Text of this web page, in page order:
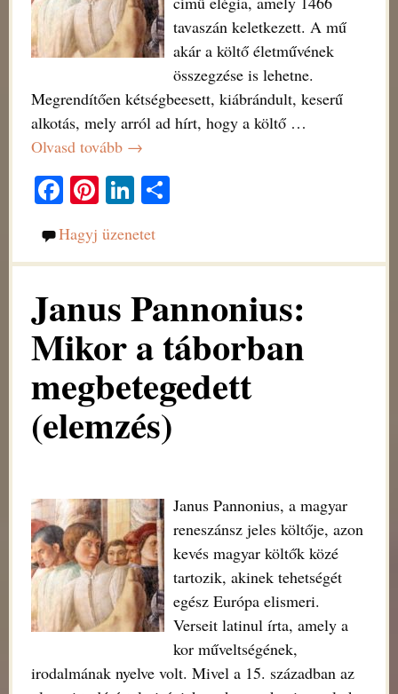
tavaszán keletkezett. A mű
akár a költő életművének
összegzése is lehetne.
Megrendítően kétségbeesett, kiábrándult, keserű
alkotás, mely arról ad hírt, hogy a költő …
Olvasd tovább →
Fa
bo
ok
Pi
er
es
t
Li
ed
In m
eg
Hagyj üzenetet
Janus Pannonius:
Mikor a táborban
megbetegedett
(elemzés)
Janus Pannonius, a magyar
reneszánsz jeles költője, azon
kevés magyar költők közé
tartozik, akinek tehetségét
egész Európa elismeri.
Verseit latinul írta, amely a
kor műveltségének,
irodalmának nyelve volt. Mivel a 15. században az